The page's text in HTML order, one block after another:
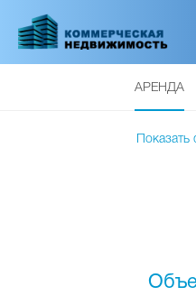
основному
АРЕНДА